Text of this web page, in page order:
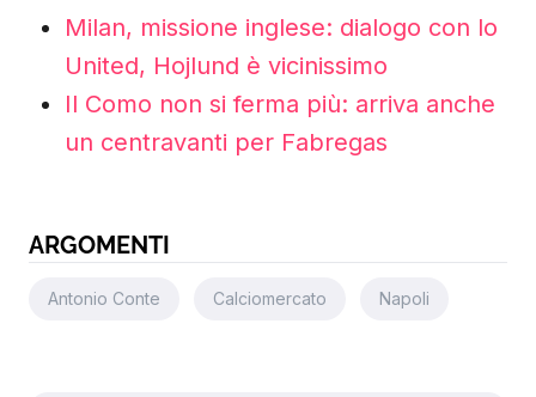
Milan, missione inglese: dialogo con lo
United, Hojlund è vicinissimo
Il Como non si ferma più: arriva anche
un centravanti per Fabregas
ARGOMENTI
Antonio Conte Calciomercato Napoli